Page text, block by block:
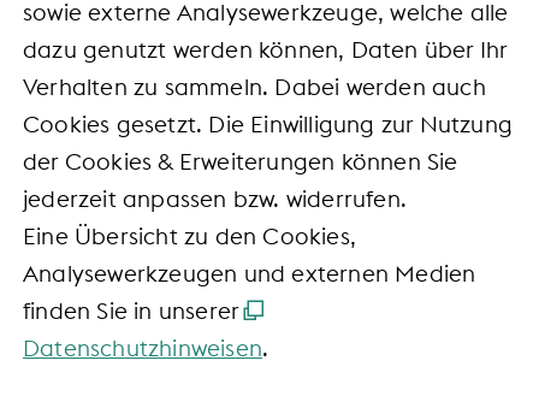
sowie externe Analysewerkzeuge, welche alle
dazu genutzt werden können, Daten über Ihr
Verhalten zu sammeln. Dabei werden auch
Cookies gesetzt. Die Einwilligung zur Nutzung
der Cookies & Erweiterungen können Sie
jederzeit anpassen bzw. widerrufen.
Eine Übersicht zu den Cookies,
Analysewerkzeugen und externen Medien
finden Sie in unserer
Datenschutzhinweisen.